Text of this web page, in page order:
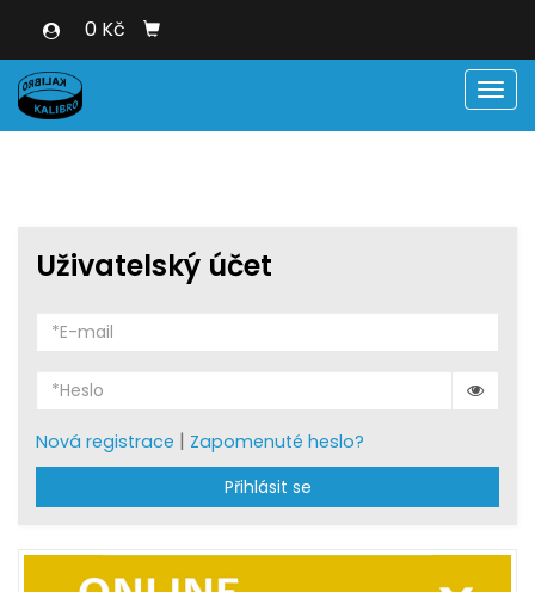
0 Kč
Uživatelský účet
Nová registrace | Zapomenuté heslo?
Přihlásit se